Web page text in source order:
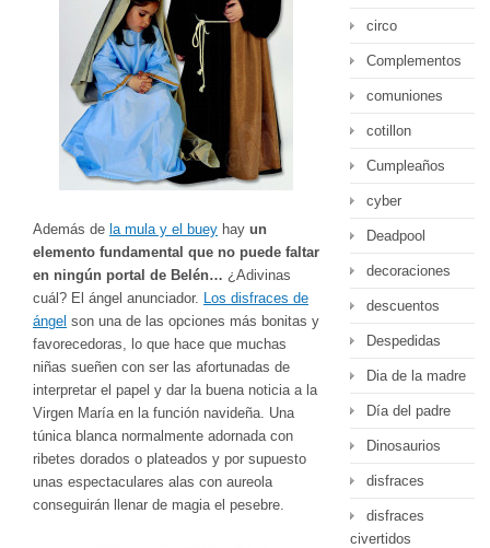
Además de la mula y el buey hay un
elemento fundamental que no puede faltar
en ningún portal de Belén… ¿Adivinas
cuál? El ángel anunciador. Los disfraces de
ángel son una de las opciones más bonitas y
favorecedoras, lo que hace que muchas
niñas sueñen con ser las afortunadas de
interpretar el papel y dar la buena noticia a la
Virgen María en la función navideña. Una
túnica blanca normalmente adornada con
ribetes dorados o plateados y por supuesto
unas espectaculares alas con aureola
conseguirán llenar de magia el pesebre.
circo
Complementos
comuniones
cotillon
Cumpleaños
cyber
Deadpool
decoraciones
descuentos
Despedidas
Dia de la madre
Día del padre
Dinosaurios
disfraces
disfraces
civertidos